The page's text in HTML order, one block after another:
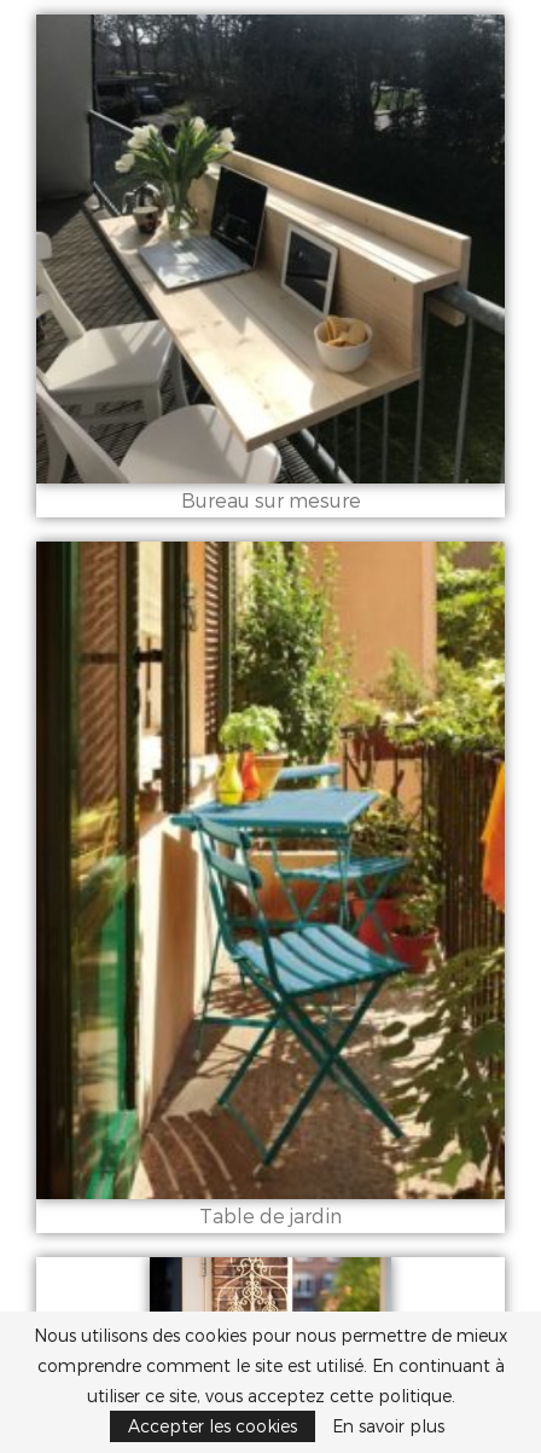
Bureau sur mesure
Table de jardin
Nous utilisons des cookies pour nous permettre de mieux
comprendre comment le site est utilisé. En continuant à
utiliser ce site, vous acceptez cette politique.
Accepter les cookies
En savoir plus